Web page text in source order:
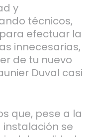
y
técnicos,
efectuar la
innecesarias,
de tu nuevo
Duval casi
que, pese a la
instalación se